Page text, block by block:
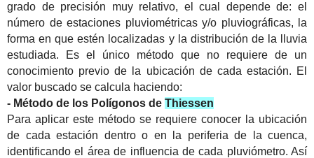
grado de precisión muy relativo, el cual depende de: el
número de estaciones pluviométricas y/o pluviográficas, la
forma en que estén localizadas y la distribución de la lluvia
estudiada. Es el único método que no requiere de un
conocimiento previo de la ubicación de cada estación. El
valor buscado se calcula haciendo:
- Método de los Polígonos de Thiessen
Para aplicar este método se requiere conocer la ubicación
de cada estación dentro o en la periferia de la cuenca,
identificando el área de influencia de cada pluviómetro. Así